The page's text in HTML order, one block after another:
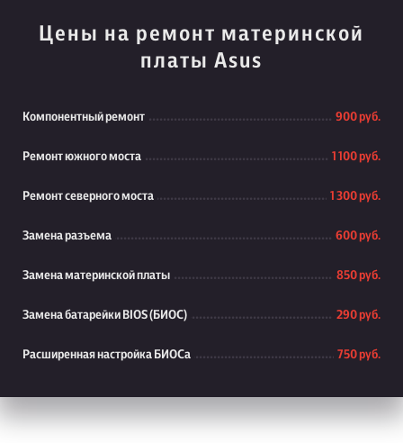
Цены на ремонт материнской
платы Asus
Компонентный ремонт 900 руб.
Ремонт южного моста 1 100 руб.
Ремонт северного моста 1 300 руб.
Замена разъема 600 руб.
Замена материнской платы 850 руб.
Замена батарейки BIOS (БИОС) 290 руб.
Расширенная настройка БИОСа 750 руб.